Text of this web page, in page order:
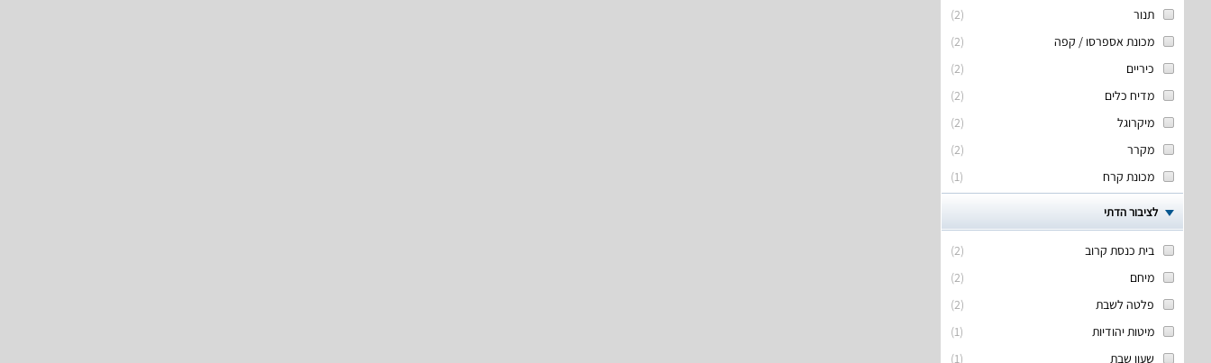
(
2
)
תנור
(
2
)
מכונת אספרסו / קפה
(
2
)
כיריים
(
2
)
מדיח כלים
(
2
)
מיקרוגל
(
2
)
מקרר
(
1
) מכונת קרח
לציבור הדתי
(
2
)
בית כנסת קרוב
(
2
)
מיחם
(
2
)
פלטה לשבת
(
1
)
מיטות יהודיות
(
1
) שעון שבת